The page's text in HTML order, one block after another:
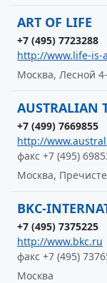
ART OF LIFE
+7 (495) 7723288
http://www.life-is-
Москва, Лесной
AUSTRALIAN
+7 (499) 7669855
http://
факс +7 (495)
Москва,
BKC-
+7 (495) 7375225
http://www.bkc.ru
факс +7 (495)
Москва